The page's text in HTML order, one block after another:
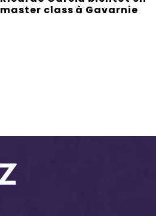
master class à Gavarnie